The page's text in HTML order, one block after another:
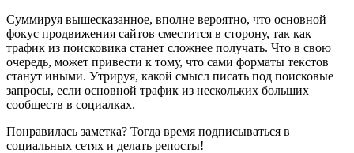
Суммируя вышесказанное, вполне вероятно, что основной
фокус продвижения сайтов сместится в сторону, так как
трафик из поисковика станет сложнее получать. Что в свою
очередь, может привести к тому, что сами форматы текстов
станут иными. Утрируя, какой смысл писать под поисковые
запросы, если основной трафик из нескольких больших
сообществ в социалках.
Понравилась заметка? Тогда время подписываться в
социальных сетях и делать репосты!